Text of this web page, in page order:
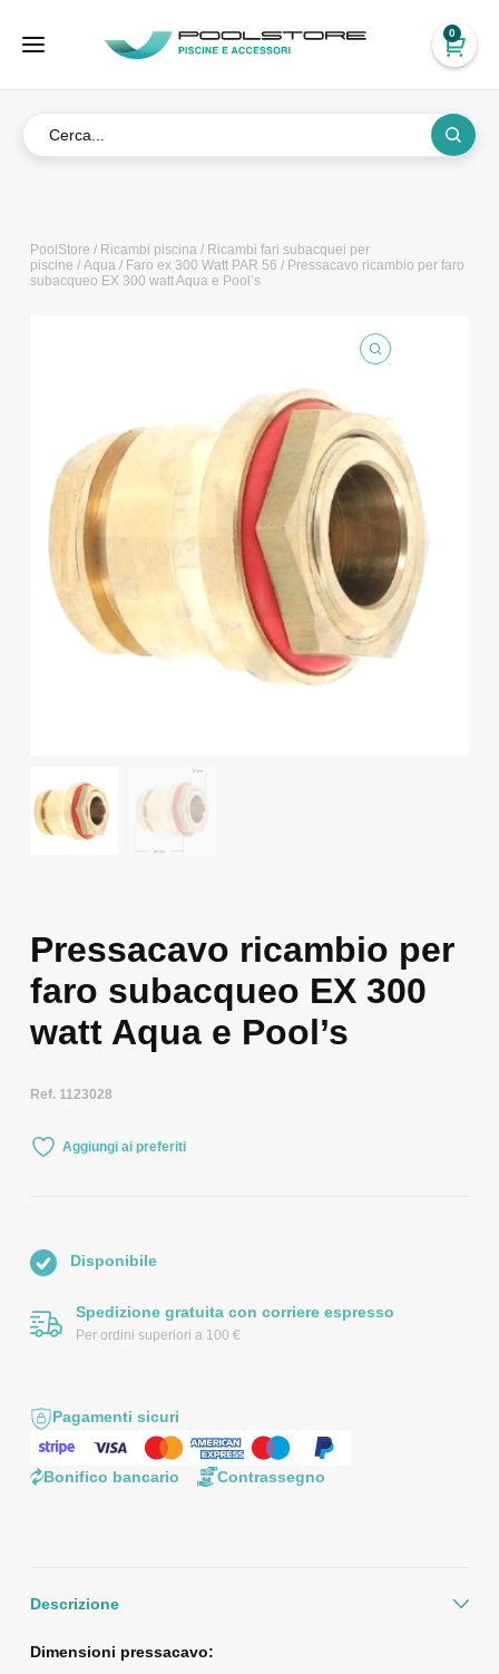
0
PoolStore / Ricambi piscina/ Ricambi fari subacquei per
piscine / Aqua/ Faro ex 300 Watt PAR 56 / Pressacavo ricambio per faro
subacqueo EX 300 watt Aqua e Pool’s
Pressacavo ricambio per
faro subacqueo EX 300
watt Aqua e Pool’s
Ref. 1123028
Aggiungi ai preferiti
Disponibile
Spedizione gratuita con corriere espresso
Per ordini superiori a 100 €
Pagamenti sicuri
Bonifico bancario Contrassegno
Descrizione
Dimensioni pressacavo: